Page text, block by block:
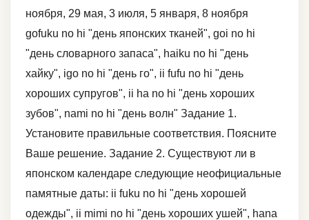
ноября, 29 мая, 3 июля, 5 января, 8 ноября
gofuku no hi "день японских тканей", goi no hi
"день словарного запаса", haiku no hi "день
хайку", igo no hi "день го", ii fufu no hi "день
хороших супругов", ii ha no hi "день хороших
зубов", nami no hi "день волн" Задание 1.
Установите правильные соответствия. Поясните
Ваше решение. Задание 2. Существуют ли в
японском календаре следующие неофициальные
памятные даты: ii fuku no hi "день хорошей
одежды", ii mimi no hi "день хороших ушей", hana